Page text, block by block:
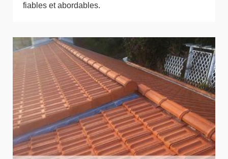
fiables et abordables.